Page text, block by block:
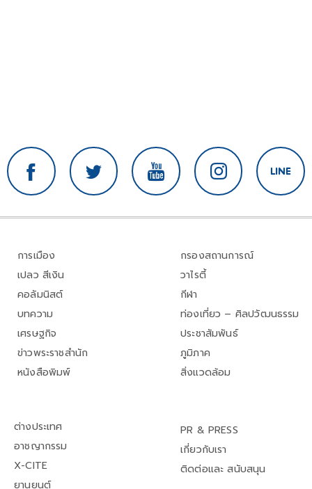
การเมือง
เปลว สีเงิน
คอลัมนิสต์
บทความ
เศรษฐกิจ
ข่าวพระราชสำนัก
หนังสือพิมพ์
กรองสถานการณ์
วาไรตี้
กีฬา
ท่องเที่ยว – ศิลปวัฒนธรรม
ประชาสัมพันธ์
ภูมิภาค
สิ่งแวดล้อม
ต่างประเทศ
อาชญากรรม
X-CITE
ยานยนต์
PR & PRESS
เกี่ยวกับเรา
ติดต่อและ สนับสนุน